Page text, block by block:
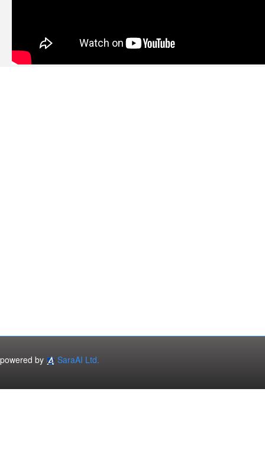
powered by SaraAI Ltd.